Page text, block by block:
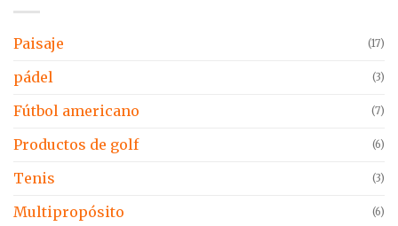
Paisaje (17)
pádel (3)
Fútbol americano (7)
Productos de golf (6)
Tenis (3)
Multipropósito (6)